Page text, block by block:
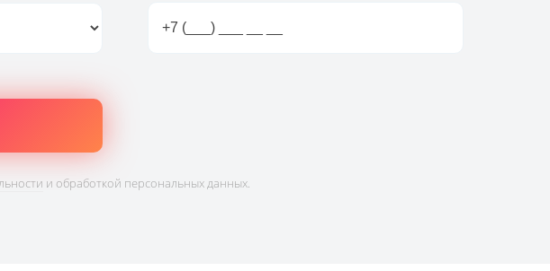
и обработкой персональных данных.